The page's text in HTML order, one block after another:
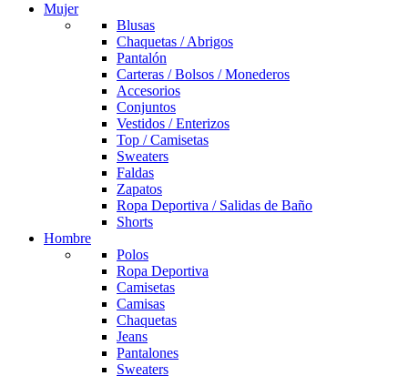
Mujer
Blusas
Chaquetas / Abrigos
Pantalón
Carteras / Bolsos / Monederos
Accesorios
Conjuntos
Vestidos / Enterizos
Top / Camisetas
Sweaters
Faldas
Zapatos
Ropa Deportiva / Salidas de Baño
Shorts
Hombre
Polos
Ropa Deportiva
Camisetas
Camisas
Chaquetas
Jeans
Pantalones
Sweaters